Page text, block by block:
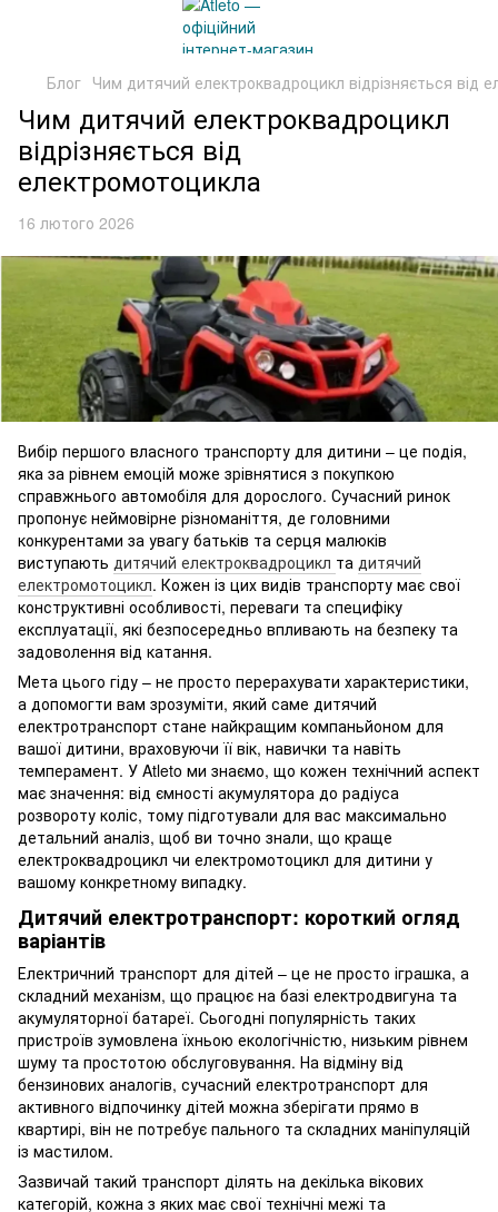
Блог Чим дитячий електроквадроцикл відрізняється від
Чим дитячий електроквадроцикл
відрізняється від
електромотоцикла
16 лютого 2026
Вибір першого власного транспорту для дитини – це подія,
яка за рівнем емоцій може зрівнятися з покупкою
справжнього автомобіля для дорослого. Сучасний ринок
пропонує неймовірне різноманіття, де головними
конкурентами за увагу батьків та серця малюків
виступають дитячий електроквадроцикл та дитячий
електромотоцикл. Кожен із цих видів транспорту має свої
конструктивні особливості, переваги та специфіку
експлуатації, які безпосередньо впливають на безпеку та
задоволення від катання.
Мета цього гіду – не просто перерахувати характеристики,
а допомогти вам зрозуміти, який саме дитячий
електротранспорт стане найкращим компаньйоном для
вашої дитини, враховуючи її вік, навички та навіть
темперамент. У Atleto ми знаємо, що кожен технічний аспект
має значення: від ємності акумулятора до радіуса
розвороту коліс, тому підготували для вас максимально
детальний аналіз, щоб ви точно знали, що краще
електроквадроцикл чи електромотоцикл для дитини у
вашому конкретному випадку.
Дитячий електротранспорт: короткий огляд
варіантів
Електричний транспорт для дітей – це не просто іграшка, а
складний механізм, що працює на базі електродвигуна та
акумуляторної батареї. Сьогодні популярність таких
пристроїв зумовлена їхньою екологічністю, низьким рівнем
шуму та простотою обслуговування. На відміну від
бензинових аналогів, сучасний електротранспорт для
активного відпочинку дітей можна зберігати прямо в
квартирі, він не потребує пального та складних маніпуляцій
із мастилом.
Зазвичай такий транспорт ділять на декілька вікових
категорій, кожна з яких має свої технічні межі та